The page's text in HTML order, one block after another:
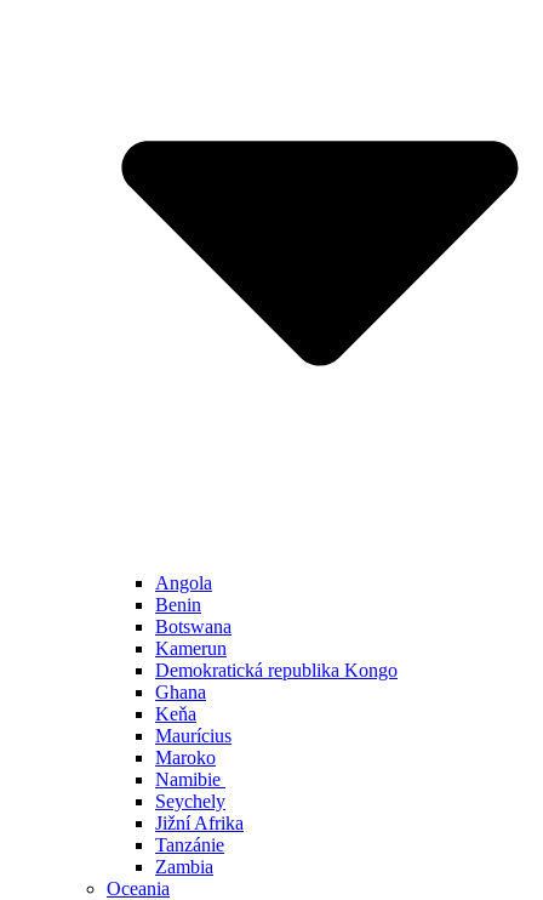
Angola
Benin
Botswana
Kamerun
Demokratická republika Kongo
Ghana
Keňa
Maurícius
Maroko
Namibie
Seychely
Jižní Afrika
Tanzánie
Zambia
Oceania